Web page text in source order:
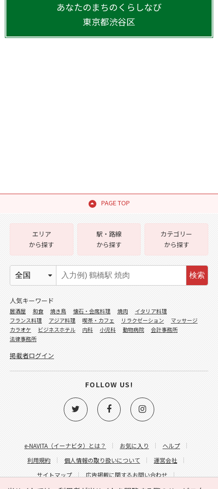
あなたのまちのくらしなび
東京都渋谷区
PAGE TOP
e-NAVITA（イーナビタ）とは？ お気に入り
ヘルプ
利用規約
個人情報の取り扱いについて
運営会社
サイトマップ
広告掲載に関するお問い合わせ
エリア
から探す
駅・路線
から探す
カテゴリー
から探す
検索
人気キーワード
居酒屋 和食 焼き鳥 懐石・会席料理 焼肉
イタリア料理
フランス料理
アジア料理 喫茶・カフェ リラクゼーション
マッサージ
カラオケ
ビジネスホテル 内科 小児科 動物病院
会計事務所
法律事務所
掲載者ログイン
FOLLOW US!